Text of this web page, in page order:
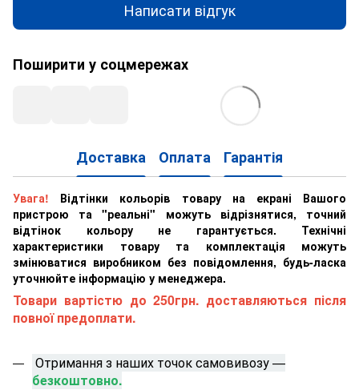
Написати відгук
Поширити у соцмережах
Доставка Оплата Гарантія
Увага! Відтінки кольорів товару на екрані Вашого
пристрою та "реальні" можуть відрізнятися, точний
відтінок кольору не гарантується. Технічні
характеристики товару та комплектація можуть
змінюватися виробником без повідомлення, будь-ласка
уточнюйте інформацію у менеджера.
Товари вартістю до 250грн. доставляються після
повної предоплати.
Отримання з наших точок самовивозу —
безкоштовно.